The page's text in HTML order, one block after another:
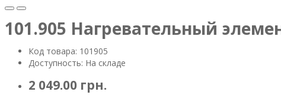
101.905 Нагревательный
Код товара: 101905
Доступность: На складе
2 049.00 грн.